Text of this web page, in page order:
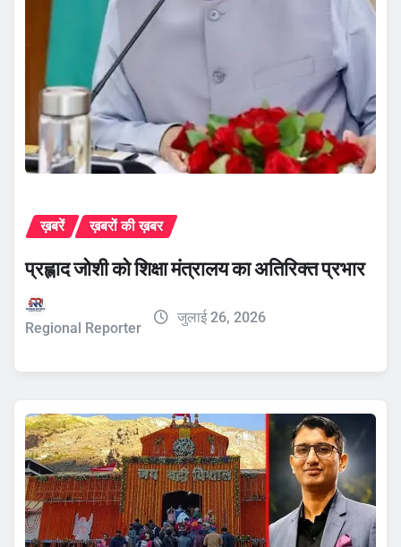
ख़बरें ख़बरों की ख़बर
प्रह्लाद जोशी को शिक्षा मंत्रालय का अतिरिक्त प्रभार
Regional Reporter
जुलाई 26, 2026